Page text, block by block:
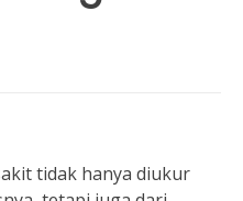
tidak hanya diukur